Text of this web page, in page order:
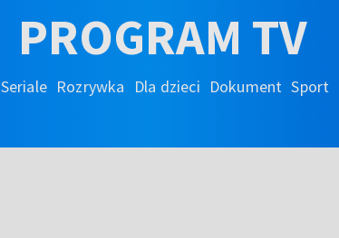
PROGRAM TV
Seriale Rozrywka Dla dzieci Dokument Sport